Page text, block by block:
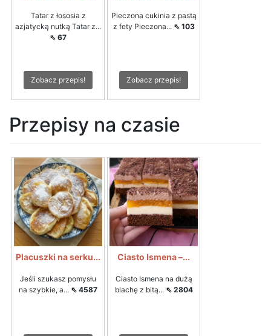
Tatar z łososia z
azjatycką nutką Tatar z...
⇖ 67
Zobacz przepis!
Pieczona cukinia z pastą
z fety Pieczona... ⇖ 103
Zobacz przepis!
Przepisy na czasie
Placuszki na serku...
Jeśli szukasz pomysłu
na szybkie, a... ⇖ 4587
Ciasto Ismena –...
Ciasto Ismena na dużą
blachę z bitą... ⇖ 2804